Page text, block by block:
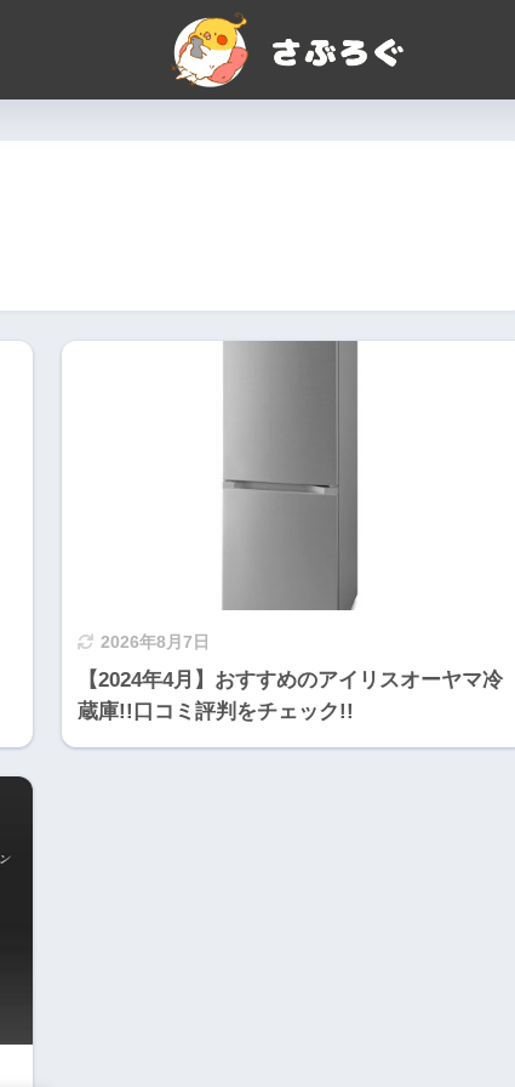
2026年8月7日
【2024年4月】おすすめのアイリスオーヤマ冷
蔵庫!!口コミ評判をチェック!!